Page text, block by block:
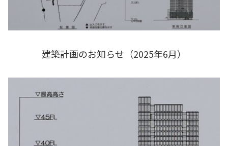
建築計画のお知らせ（2025年6月）